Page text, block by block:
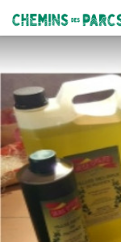
Chemins des Parcs